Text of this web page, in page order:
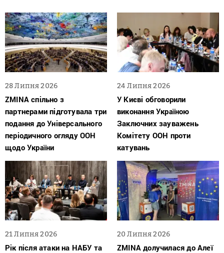
28 Липня 2026
ZMINA спільно з
партнерами підготувала три
подання до Універсального
періодичного огляду ООН
щодо України
24 Липня 2026
У Києві обговорили
виконання Україною
Заключних зауважень
Комітету ООН проти
катувань
21 Липня 2026
Рік після атаки на НАБУ та
20 Липня 2026
ZMINA долучилася до Алеї